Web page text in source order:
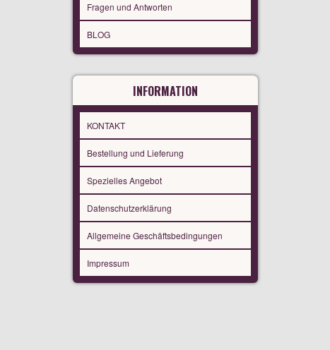
Fragen und Antworten
BLOG
INFORMATION
KONTAKT
Bestellung und Lieferung
Spezielles Angebot
Datenschutzerklärung
Allgemeine Geschäftsbedingungen
Impressum